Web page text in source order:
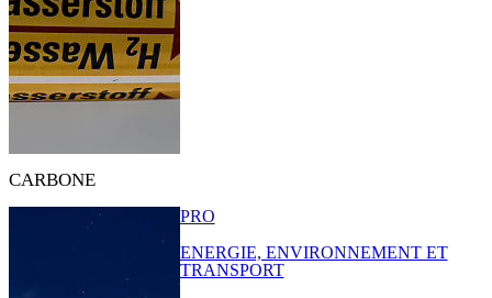
CARBONE
PRO
ENERGIE, ENVIRONNEMENT ET
TRANSPORT